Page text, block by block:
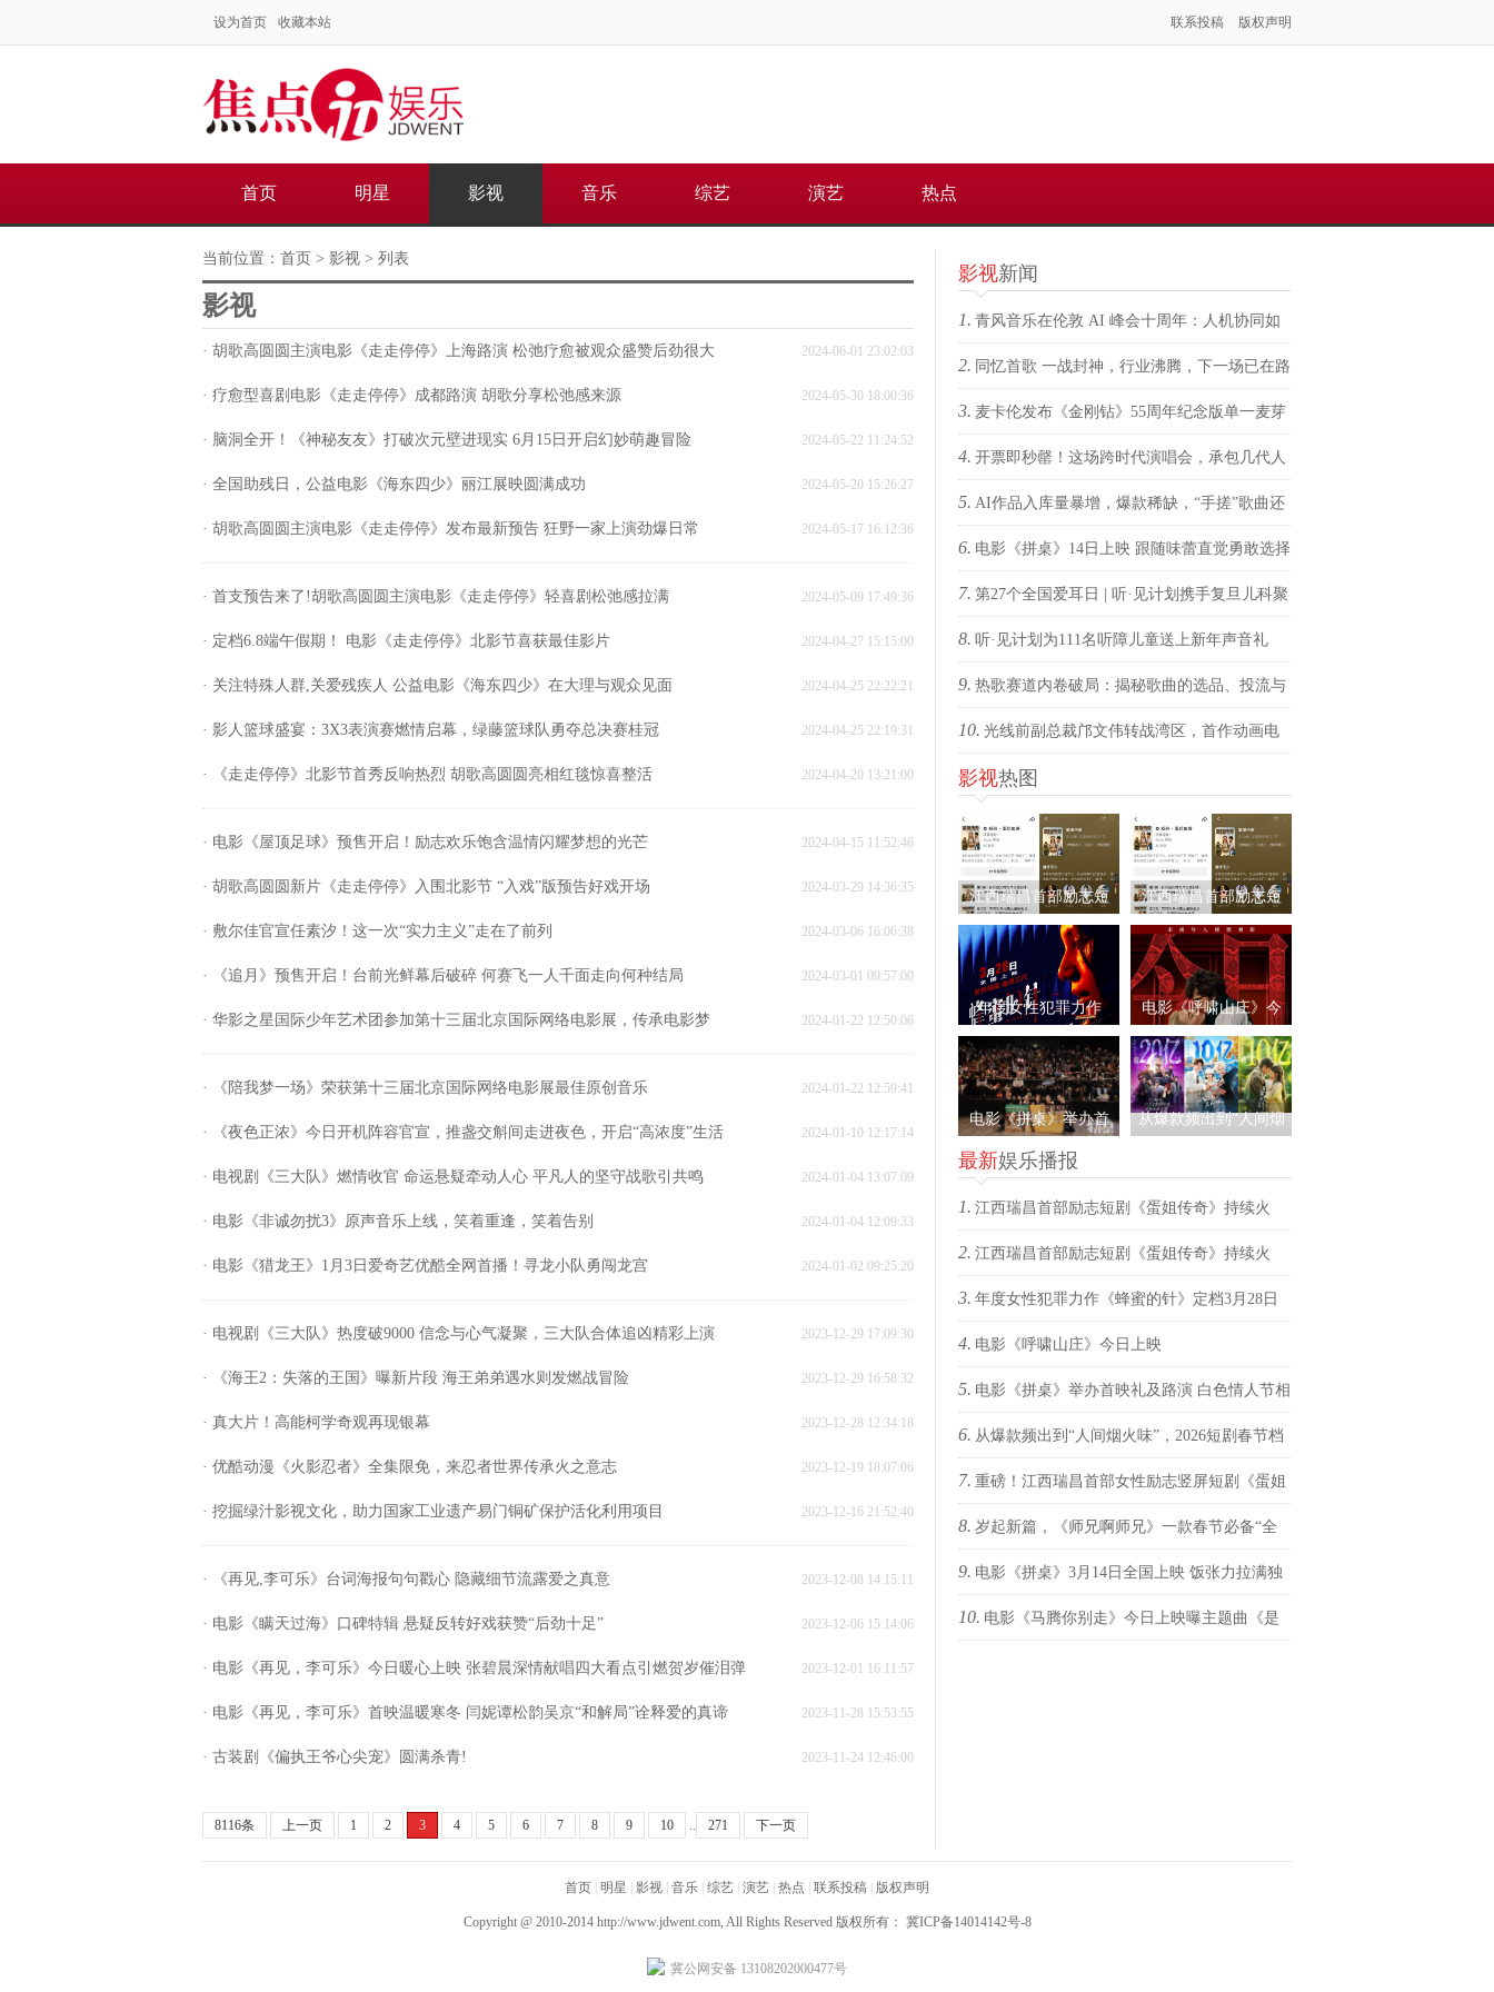
设为首页 收藏本站 联系投稿 版权声明
首页 明星 影视 音乐 综艺 演艺 热点
当前位置： 首页 > 影视 > 列表
影视
· 胡歌高圆圆主演电影《走走停停》上海路演 松弛疗愈被观众盛赞后劲很大 2024-06-01 23:02:03
· 疗愈型喜剧电影《走走停停》成都路演 胡歌分享松弛感来源 2024-05-30 18:00:36
· 脑洞全开！《神秘友友》打破次元壁进现实 6月15日开启幻妙萌趣冒险 2024-05-22 11:24:52
· 全国助残日，公益电影《海东四少》丽江展映圆满成功 2024-05-20 15:26:27
· 胡歌高圆圆主演电影《走走停停》发布最新预告 狂野一家上演劲爆日常 2024-05-17 16:12:36
· 首支预告来了!胡歌高圆圆主演电影《走走停停》轻喜剧松弛感拉满 2024-05-09 17:49:36
· 定档6.8端午假期！ 电影《走走停停》北影节喜获最佳影片 2024-04-27 15:15:00
· 关注特殊人群,关爱残疾人 公益电影《海东四少》在大理与观众见面 2024-04-25 22:22:21
· 影人篮球盛宴：3X3表演赛燃情启幕，绿藤篮球队勇夺总决赛桂冠 2024-04-25 22:19:31
· 《走走停停》北影节首秀反响热烈 胡歌高圆圆亮相红毯惊喜整活 2024-04-20 13:21:00
· 电影《屋顶足球》预售开启！励志欢乐饱含温情闪耀梦想的光芒 2024-04-15 11:52:46
· 胡歌高圆圆新片《走走停停》入围北影节 “入戏”版预告好戏开场 2024-03-29 14:36:35
· 敷尔佳官宣任素汐！这一次“实力主义”走在了前列 2024-03-06 16:06:38
· 《追月》预售开启！台前光鲜幕后破碎 何赛飞一人千面走向何种结局 2024-03-01 09:57:00
· 华影之星国际少年艺术团参加第十三届北京国际网络电影展，传承电影梦 2024-01-22 12:50:06
· 《陪我梦一场》荣获第十三届北京国际网络电影展最佳原创音乐 2024-01-22 12:59:41
· 《夜色正浓》今日开机阵容官宣，推盏交斛间走进夜色，开启“高浓度”生活 2024-01-10 12:17:14
· 电视剧《三大队》燃情收官 命运悬疑牵动人心 平凡人的坚守战歌引共鸣 2024-01-04 13:07:09
· 电影《非诚勿扰3》原声音乐上线，笑着重逢，笑着告别 2024-01-04 12:09:33
· 电影《猎龙王》1月3日爱奇艺优酷全网首播！寻龙小队勇闯龙宫 2024-01-02 09:25:20
· 电视剧《三大队》热度破9000 信念与心气凝聚，三大队合体追凶精彩上演 2023-12-29 17:09:30
· 《海王2：失落的王国》曝新片段 海王弟弟遇水则发燃战冒险 2023-12-29 16:58:32
· 真大片！高能柯学奇观再现银幕 2023-12-28 12:34:18
· 优酷动漫《火影忍者》全集限免，来忍者世界传承火之意志 2023-12-19 18:07:06
· 挖掘绿汁影视文化，助力国家工业遗产易门铜矿保护活化利用项目 2023-12-16 21:52:40
· 《再见,李可乐》台词海报句句戳心 隐藏细节流露爱之真意 2023-12-08 14:15:11
· 电影《瞒天过海》口碑特辑 悬疑反转好戏获赞“后劲十足” 2023-12-06 15:14:06
· 电影《再见，李可乐》今日暖心上映 张碧晨深情献唱四大看点引燃贺岁催泪弹 2023-12-01 16:11:57
· 电影《再见，李可乐》首映温暖寒冬 闫妮谭松韵吴京“和解局”诠释爱的真谛 2023-11-28 15:53:55
· 古装剧《偏执王爷心尖宠》圆满杀青! 2023-11-24 12:46:00
8116条 上一页 1 2 3 4 5 6 7 8 9 10 .. 271 下一页
影视新闻
1. 青风音乐在伦敦 AI 峰会十周年：人机协同如
何重塑虚拟音乐 IP 全球化路径？
2. 同忆首歌 一战封神，行业沸腾，下一场已在路
上
3. 麦卡伦发布《金刚钻》55周年纪念版单一麦芽
苏格兰威士忌 致敬007银幕传奇，续写匠心与电
影的交融
4. 开票即秒罄！这场跨时代演唱会，承包几代人
的回忆
5. AI作品入库量暴增，爆款稀缺，“手搓”歌曲还
有优势吗？青风音乐 SXSW 圆桌实录
6. 电影《拼桌》14日上映 跟随味蕾直觉勇敢选择
心之所向
7. 第27个全国爱耳日 | 听·见计划携手复旦儿科聚
焦关注儿童听力健康
8. 听·见计划为111名听障儿童送上新年声音礼
包：让每一次表达都有回响
9. 热歌赛道内卷破局：揭秘歌曲的选品、投流与
转化逻辑
10. 光线前副总裁邝文伟转战湾区，首作动画电
影《九尾猫》
影视热图
江西瑞昌首部励志短
剧《蛋姐传奇》持续
火爆！双平台数据刷
新纪录，见证本土力
量
江西瑞昌首部励志短
剧《蛋姐传奇》持续
火爆！双平台数据刷
新纪录，见证本土力
量
年度女性犯罪力作
《蜂蜜的针》定档3月
28日 绝版影后阵容癫
电影《呼啸山庄》今
日上映
电影《拼桌》举办首
映礼及路演 白色情人
节相约搭子稳稳幸福
从爆款频出到“人间烟
最新娱乐播报
1. 江西瑞昌首部励志短剧《蛋姐传奇》持续火
爆！双平台数据刷新纪录，见证本土力量
2. 江西瑞昌首部励志短剧《蛋姐传奇》持续火
爆！双平台数据刷新纪录，见证本土力量
3. 年度女性犯罪力作《蜂蜜的针》定档3月28日
绝版影后阵容癫
4. 电影《呼啸山庄》今日上映
5. 电影《拼桌》举办首映礼及路演 白色情人节相
约搭子稳稳幸福
6. 从爆款频出到“人间烟火味”，2026短剧春节档
赢在哪？
7. 重磅！江西瑞昌首部女性励志竖屏短剧《蛋姐
传奇》定档三八节
8. 岁起新篇，《师兄啊师兄》一款春节必备“全
家欢”国漫！
9. 电影《拼桌》3月14日全国上映 饭张力拉满独
属于老吃家的烟火浪漫
10. 电影《马腾你别走》今日上映曝主题曲《是
首页 明星 影视 音乐 综艺 演艺 热点 联系投稿 版权声明
Copyright @ 2010-2014 http://www.jdwent.com, All Rights Reserved 版权所有： 冀ICP备14014142号-8
冀公网安备 13108202000477号